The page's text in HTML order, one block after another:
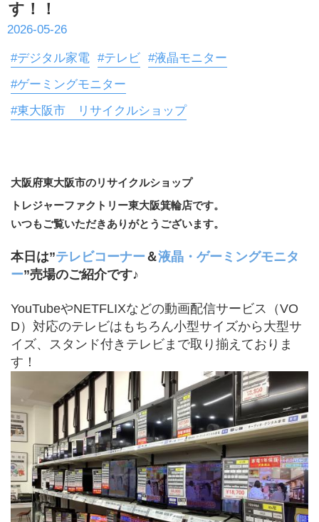
す！！
2026-05-26
#デジタル家電 #テレビ #液晶モニター
#ゲーミングモニター
#東大阪市 リサイクルショップ
大阪府東大阪市のリサイクルショップ
トレジャーファクトリー東大阪箕輪店です。
いつもご覧いただきありがとうございます。
本日は”テレビコーナー ＆液晶・ゲーミングモニタ
ー”売場のご紹介です♪
YouTubeやNETFLIXなどの動画配信サービス（VO
D）対応のテレビはもちろん小型サイズから大型サ
イズ、スタンド付きテレビまで取り揃えておりま
す！